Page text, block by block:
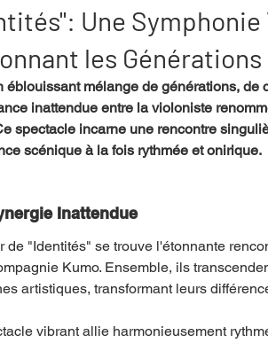
Rire Récompense Festival
par Romane. Spécial Famille
Annuaire Théâtre - Musée
Une
les
éblouissant mélange de générations,
inattendue entre la violoniste
spectacle incarne une rencontre
scénique à la fois rythmée et onirique.
Inattendue
"Identités" se trouve l'étonnante
Kumo. Ensemble, ils
artistiques, transformant leurs
vibrant allie harmonieusement